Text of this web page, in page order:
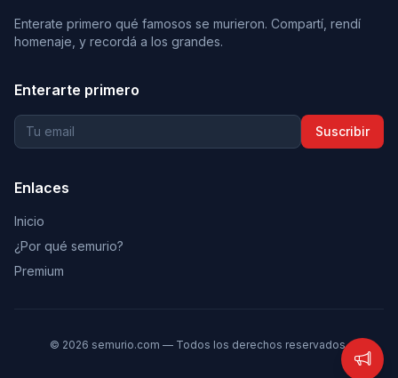
Enterate primero qué famosos se murieron. Compartí, rendí
homenaje, y recordá a los grandes.
Enterarte primero
Suscribir
Enlaces
Inicio
¿Por qué semurio?
Premium
© 2026 semurio.com — Todos los derechos reservados.